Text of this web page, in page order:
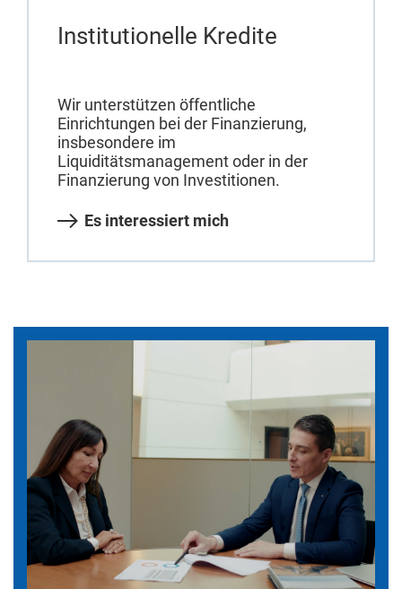
Institutionelle Kredite
Wir unterstützen öffentliche
Einrichtungen bei der Finanzierung,
insbesondere im
Liquiditätsmanagement oder in der
Finanzierung von Investitionen.
Es interessiert mich